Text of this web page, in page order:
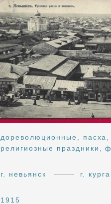
дореволюционные , пасха,
религиозные праздники ,
г. невьянск г.
1915